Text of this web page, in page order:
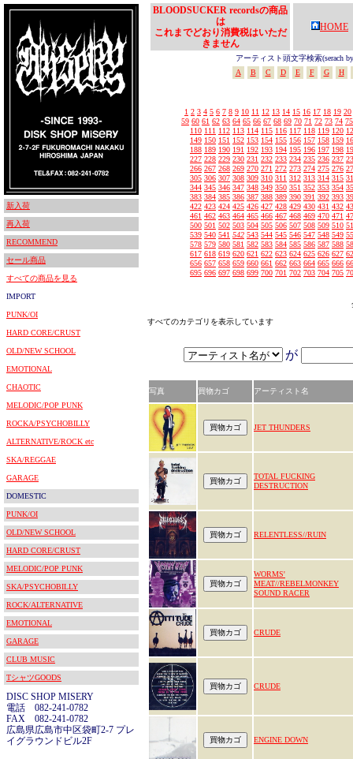
新入荷
再入荷
RECOMMEND
セール商品
すべての商品を見る
IMPORT
PUNK/OI
HARD CORE/CRUST
OLD/NEW SCHOOL
EMOTIONAL
CHAOTIC
MELODIC/POP PUNK
ROCKA/PSYCHOBILLY
ALTERNATIVE/ROCK etc
SKA/REGGAE
GARAGE
DOMESTIC
PUNK/OI
OLD/NEW SCHOOL
HARD CORE/CRUST
MELODIC/POP PUNK
SKA/PSYCHOBILLY
ROCK/ALTERNATIVE
EMOTIONAL
GARAGE
CLUB MUSIC
TシャツGOODS
DISC SHOP MISERY
電話 082-241-0782
FAX 082-241-0782
広島県広島市中区袋町2-7 プレ
イグラウンドビル2F
BLOODSUCKER recordsの商品
は
これまでどおり消費税はいただ
きません
HOME
アーティスト頭文字検索(serach
A
B C D E F G H
1 2 3 4 5 6 7 8 9 10 11 12 13 14 15 16 17 18 19 20
59 60 61 62 63 64 65 66 67 68 69 70 71 72 73 74 75
110 111 112 113 114 115 116 117 118 119 120
149 150 151 152 153 154 155 156 157 158 159
188 189 190 191 192 193 194 195 196 197 198
227 228 229 230 231 232 233 234 235 236 237
266 267 268 269 270 271 272 273 274 275 276
305 306 307 308 309 310 311 312 313 314 315
344 345 346 347 348 349 350 351 352 353 354
383 384 385 386 387 388 389 390 391 392 393
422 423 424 425 426 427 428 429 430 431 432
461 462 463 464 465 466 467 468 469 470 471
500 501 502 503 504 505 506 507 508 509 510
539 540 541 542 543 544 545 546 547 548 549
578 579 580 581 582 583 584 585 586 587 588
617 618 619 620 621 622 623 624 625 626 627
656 657 658 659 660 661 662 663 664 665 666
695 696 697 698 699 700 701 702 703 704 705
すべてのカテゴリを表示しています
が
写真 買物カゴ アーティスト名
JET THUNDERS
TOTAL FUCKING
DESTRUCTION
RELENTLESS//RUIN
WORMS'
MEAT//REBELMONKEY
SOUND RACER
CRUDE
CRUDE
ENGINE DOWN